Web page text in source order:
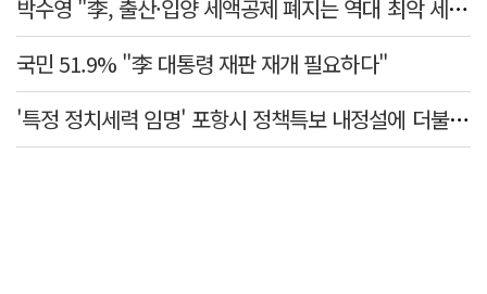
박수영 "李, 출산·입양 세액공제 폐지는 역대 최악 세제개악"
국민 51.9% "李 대통령 재판 재개 필요하다"
'특정 정치세력 임명' 포항시 정책특보 내정설에 더불어민주당 반발나서